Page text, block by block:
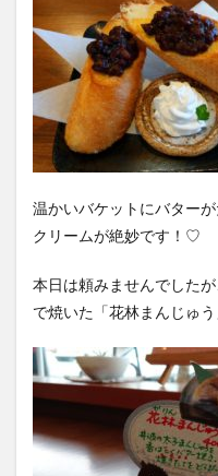
温かいバケットにバター
クリームが絶妙です！♡
本日は頼みませんでした
で焼いた「花林まんじゅ